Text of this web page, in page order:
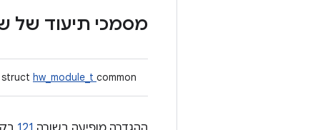
מסמכי תיעוד של
struct hw_module_t common